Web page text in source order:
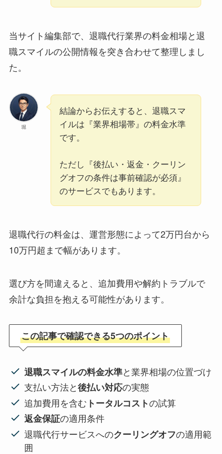
当サイト編集部で、退職代行業界の料金相場と退
職スマイルの公開情報を突き合わせて整理しまし
た。
堀
結論からお伝えすると、退職スマ
イルは『業界相場帯』の料金水準
です。
ただし『後払い・返金・クーリン
グオフの条件は事前確認が必須』
のサービスでもあります。
退職代行の料金は、運営形態によって2万円台から
10万円超まで幅があります。
選び方を間違えると、追加費用や解約トラブルで
余計な負担を抱える可能性があります。
この記事で確認できる5つのポイント
退職スマイルの料金水準と業界相場の位置づけ
支払い方法と後払い対応の実態
追加費用を含む トータルコストの試算
返金保証の適用条件
退職代行サービスへのクーリングオフの適用範
囲